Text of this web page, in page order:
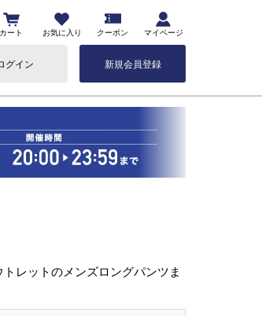
カート お気に入り クーポン マイページ
グイン 新規会員登録
レットのメンズロングパンツま